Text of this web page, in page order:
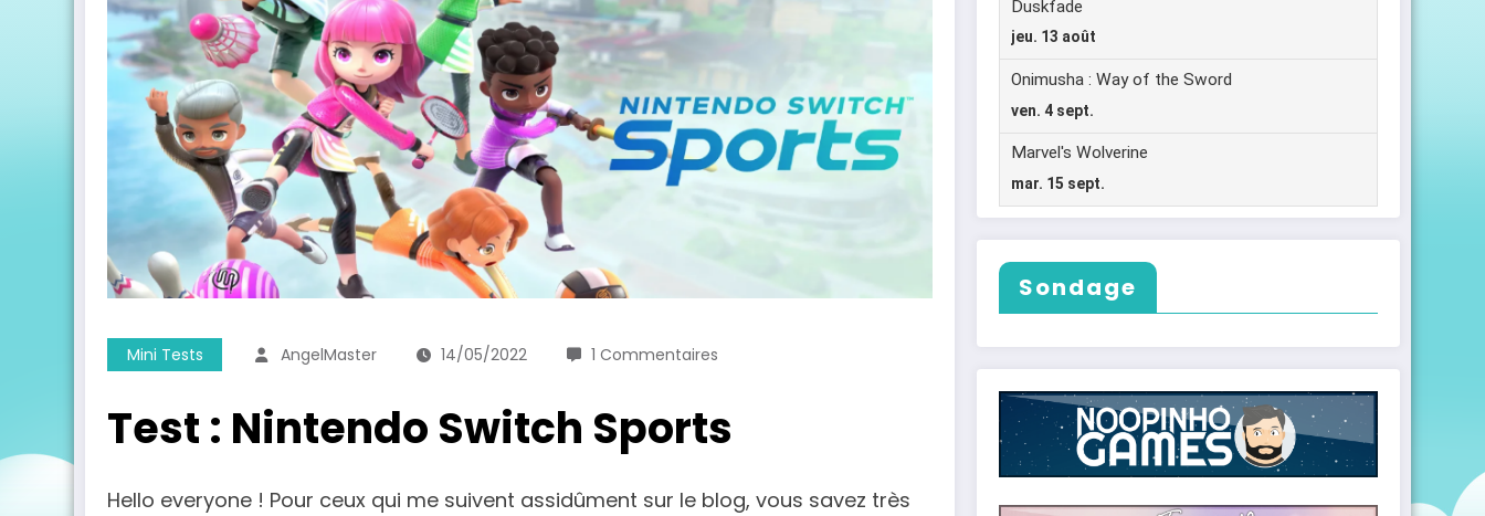
Mini Tests AngelMaster 14/05/2022 1 Commentaires
Test : Nintendo Switch Sports
Hello everyone ! Pour ceux qui me suivent assidûment sur le blog, vous savez très
Sondage